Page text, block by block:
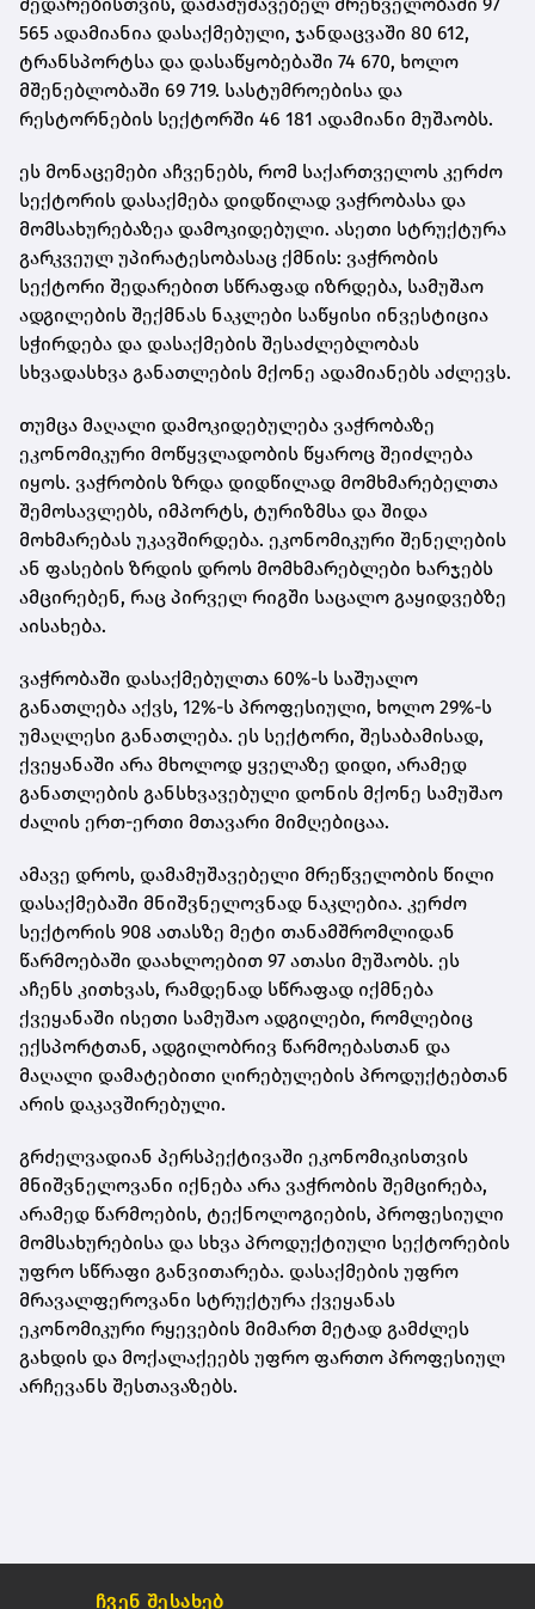
565 ადამიანია დასაქმებული, ჯანდაცვაში 80 612,
ტრანსპორტსა და დასაწყობებაში 74 670, ხოლო
მშენებლობაში 69 719. სასტუმროებისა და
რესტორნების სექტორში 46 181 ადამიანი მუშაობს.
ეს მონაცემები აჩვენებს, რომ საქართველოს კერძო
სექტორის დასაქმება დიდწილად ვაჭრობასა და
მომსახურებაზეა დამოკიდებული. ასეთი სტრუქტურა
გარკვეულ უპირატესობასაც ქმნის: ვაჭრობის
სექტორი შედარებით სწრაფად იზრდება, სამუშაო
ადგილების შექმნას ნაკლები საწყისი ინვესტიცია
სჭირდება და დასაქმების შესაძლებლობას
სხვადასხვა განათლების მქონე ადამიანებს აძლევს.
თუმცა მაღალი დამოკიდებულება ვაჭრობაზე
ეკონომიკური მოწყვლადობის წყაროც შეიძლება
იყოს. ვაჭრობის ზრდა დიდწილად მომხმარებელთა
შემოსავლებს, იმპორტს, ტურიზმსა და შიდა
მოხმარებას უკავშირდება. ეკონომიკური შენელების
ან ფასების ზრდის დროს მომხმარებლები ხარჯებს
ამცირებენ, რაც პირველ რიგში საცალო გაყიდვებზე
აისახება.
ვაჭრობაში დასაქმებულთა 60%-ს საშუალო
განათლება აქვს, 12%-ს პროფესიული, ხოლო 29%-ს
უმაღლესი განათლება. ეს სექტორი, შესაბამისად,
ქვეყანაში არა მხოლოდ ყველაზე დიდი, არამედ
განათლების განსხვავებული დონის მქონე სამუშაო
ძალის ერთ-ერთი მთავარი მიმღებიცაა.
ამავე დროს, დამამუშავებელი მრეწველობის წილი
დასაქმებაში მნიშვნელოვნად ნაკლებია. კერძო
სექტორის 908 ათასზე მეტი თანამშრომლიდან
წარმოებაში დაახლოებით 97 ათასი მუშაობს. ეს
აჩენს კითხვას, რამდენად სწრაფად იქმნება
ქვეყანაში ისეთი სამუშაო ადგილები, რომლებიც
ექსპორტთან, ადგილობრივ წარმოებასთან და
მაღალი დამატებითი ღირებულების პროდუქტებთან
არის დაკავშირებული.
გრძელვადიან პერსპექტივაში ეკონომიკისთვის
მნიშვნელოვანი იქნება არა ვაჭრობის შემცირება,
არამედ წარმოების, ტექნოლოგიების, პროფესიული
მომსახურებისა და სხვა პროდუქტიული სექტორების
უფრო სწრაფი განვითარება. დასაქმების უფრო
მრავალფეროვანი სტრუქტურა ქვეყანას
ეკონომიკური რყევების მიმართ მეტად გამძლეს
გახდის და მოქალაქეებს უფრო ფართო პროფესიულ
არჩევანს შესთავაზებს.
ჩვენ შესახებ